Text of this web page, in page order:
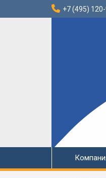
+7 (495)